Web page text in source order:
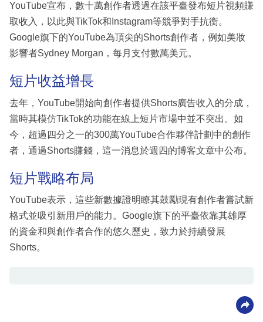
區
YouTube宣布，數十萬創作者透過在該平臺發布短片視頻賺
取收入，以此與TikTok和Instagram等競爭對手抗衡。
Google旗下的YouTube為頂尖的Shorts創作者，例如美妝
影響者Sydney Morgan，每月支付數萬美元。
短片收益增長
去年，YouTube開始向創作者提供Shorts廣告收入的分成，
當時其模仿TikTok的功能在線上短片市場中並不突出。如
今，超過四分之一的300萬YouTube合作夥伴計劃中的創作
者，通過Shorts賺錢，這一消息於週四的博客文章中公布。
短片戰略布局
YouTube表示，這些新數據證明瞭其鼓勵現有創作者嘗試新
格式並吸引新用戶的能力。Google旗下的平臺依靠其雄厚
的資金和與創作者合作的悠久歷史，致力於持續發展
Shorts。